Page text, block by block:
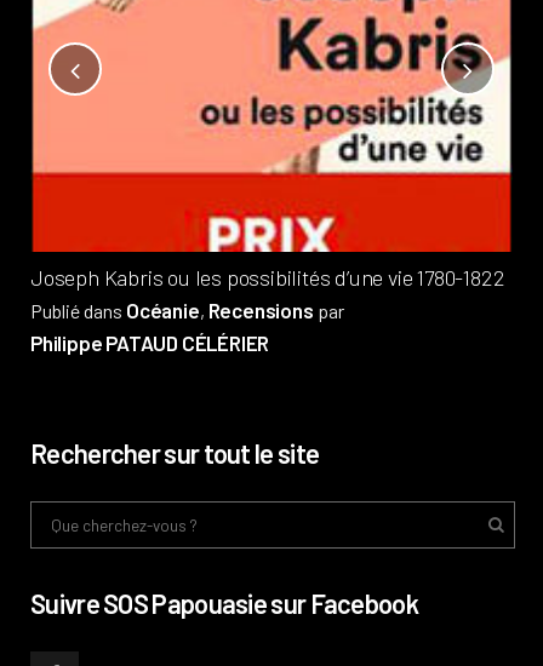
Joseph Kabris ou les possibilités d’une vie 1780-1822
Publié dans Océanie, Recensions par
Philippe PATAUD CÉLÉRIER
Rechercher sur tout le site
Suivre SOS Papouasie sur Facebook